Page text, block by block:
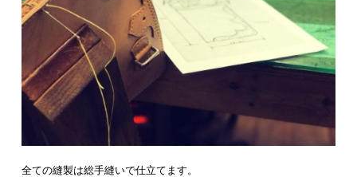
全ての縫製は総手縫いで仕立てます。